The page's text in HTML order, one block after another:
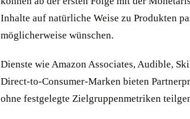
Inhalte auf natürliche Weise zu Produkten
möglicherweise wünschen.
Dienste wie Amazon Associates, Audible,
Direct-to-Consumer-Marken bieten
ohne festgelegte Zielgruppenmetriken